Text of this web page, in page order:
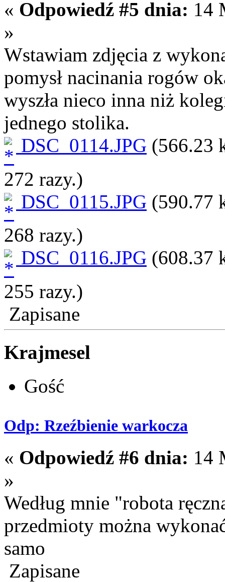
« Odpowiedź #5 dnia: 14
»
Wstawiam zdjęcia z
pomysł nacinania rogów
wyszła nieco inna niż
jednego stolika.
DSC_0114.JPG (566.23
272 razy.)
DSC_0115.JPG (590.77
268 razy.)
DSC_0116.JPG (608.37
255 razy.)
Zapisane
Krajmesel
Gość
Odp: Rzeźbienie warkocza
« Odpowiedź #6 dnia: 14
»
Według mnie "robota
przedmioty można
samo
Zapisane